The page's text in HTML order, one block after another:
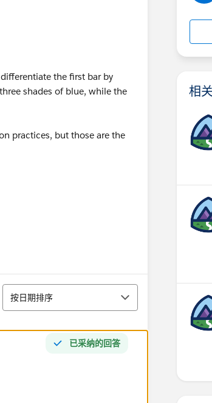
the first bar by
shades of blue, while the
practices, but those are the
排序
按日期排序
已采纳的回答
相